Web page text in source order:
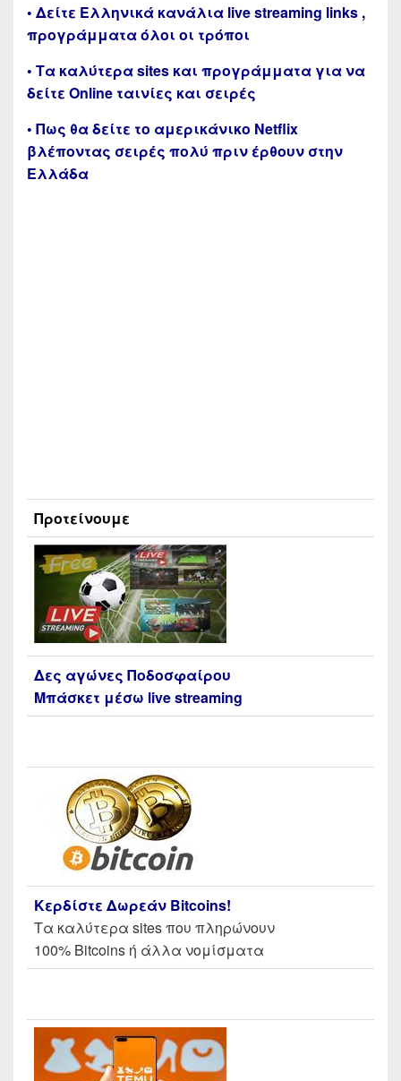
• Δείτε Ελληνικά κανάλια live streaming links ,
προγράμματα όλοι οι τρόποι
• Τα καλύτερα sites και προγράμματα για να
δείτε Online ταινίες και σειρές
• Πως θα δείτε το αμερικάνικο Netflix
βλέποντας σειρές πολύ πριν έρθουν στην
Ελλάδα
Προτείνουμε
Δες αγώνες Ποδοσφαίρου
Μπάσκετ μέσω live streaming
Κερδίστε Δωρεάν Bitcoins!
Τα καλύτερα sites που πληρώνουν
100% Bitcoins ή άλλα νομίσματα